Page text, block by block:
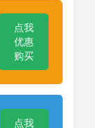
点我
优惠
购买
点我